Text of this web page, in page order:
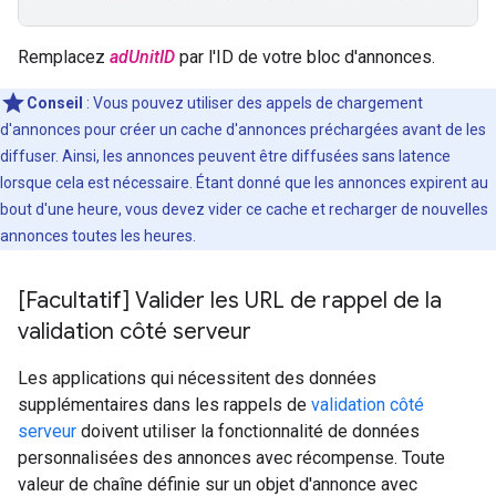
Remplacez adUnitID par l'ID de votre bloc d'annonces.
Conseil : Vous pouvez utiliser des appels de chargement
d'annonces pour créer un cache d'annonces préchargées avant de les
diffuser. Ainsi, les annonces peuvent être diffusées sans latence
lorsque cela est nécessaire. Étant donné que les annonces expirent au
bout d'une heure, vous devez vider ce cache et recharger de nouvelles
annonces toutes les heures.
[Facultatif] Valider les URL de rappel de la
validation côté serveur
Les applications qui nécessitent des données
supplémentaires dans les rappels de validation côté
serveur doivent utiliser la fonctionnalité de données
personnalisées des annonces avec récompense. Toute
valeur de chaîne définie sur un objet d'annonce avec